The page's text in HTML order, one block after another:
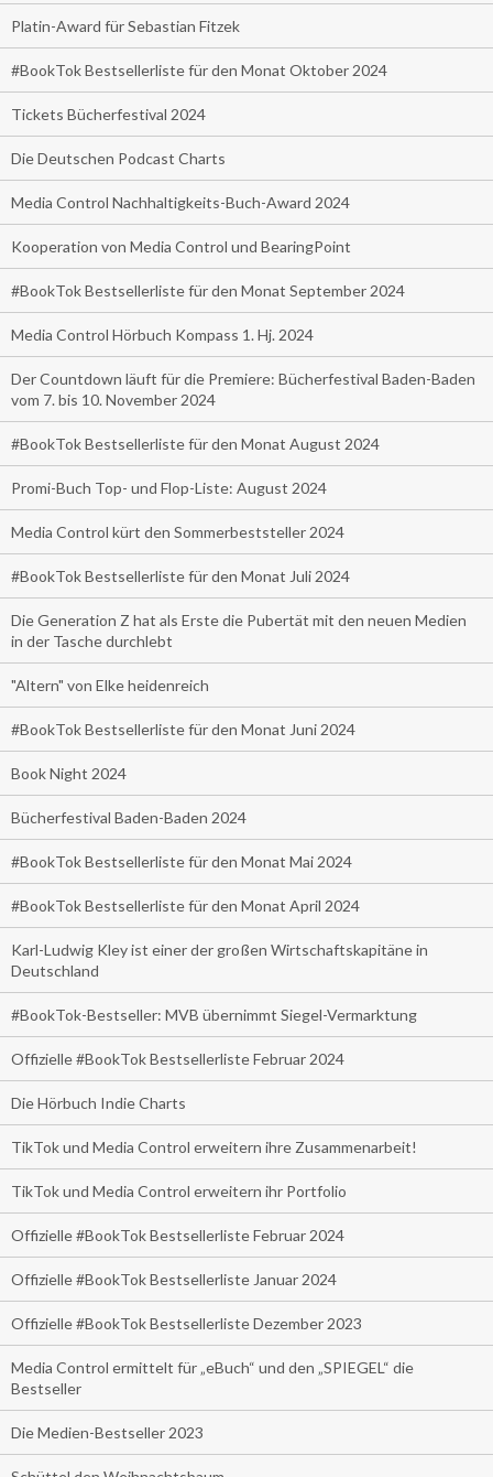
Platin-Award für Sebastian Fitzek
#BookTok Bestsellerliste für den Monat Oktober 2024
Tickets Bücherfestival 2024
Die Deutschen Podcast Charts
Media Control Nachhaltigkeits-Buch-Award 2024
Kooperation von Media Control und BearingPoint
#BookTok Bestsellerliste für den Monat September 2024
Media Control Hörbuch Kompass 1. Hj. 2024
Der Countdown läuft für die Premiere: Bücherfestival Baden-Baden
vom 7. bis 10. November 2024
#BookTok Bestsellerliste für den Monat August 2024
Promi-Buch Top- und Flop-Liste: August 2024
Media Control kürt den Sommerbeststeller 2024
#BookTok Bestsellerliste für den Monat Juli 2024
Die Generation Z hat als Erste die Pubertät mit den neuen Medien
in der Tasche durchlebt
"Altern" von Elke heidenreich
#BookTok Bestsellerliste für den Monat Juni 2024
Book Night 2024
Bücherfestival Baden-Baden 2024
#BookTok Bestsellerliste für den Monat Mai 2024
#BookTok Bestsellerliste für den Monat April 2024
Karl-Ludwig Kley ist einer der großen Wirtschaftskapitäne in
Deutschland
#BookTok-Bestseller: MVB übernimmt Siegel-Vermarktung
Offizielle #BookTok Bestsellerliste Februar 2024
Die Hörbuch Indie Charts
TikTok und Media Control erweitern ihre Zusammenarbeit!
TikTok und Media Control erweitern ihr Portfolio
Offizielle #BookTok Bestsellerliste Februar 2024
Offizielle #BookTok Bestsellerliste Januar 2024
Offizielle #BookTok Bestsellerliste Dezember 2023
Media Control ermittelt für „eBuch“ und den „SPIEGEL“ die
Bestseller
Die Medien-Bestseller 2023